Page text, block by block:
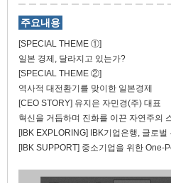
주요내용
[SPECIAL THEME ①]
일본 경제, 달라지고 있는가?
[SPECIAL THEME ②]
역사적 대전환기를 맞이한 일본경제
[CEO STORY] 유지은 자민경(주) 대표
혁신을 거듭하며 진화를 이끈 자연주의
[IBK EXPLORING] IBK기업은행, 글로벌
[IBK SUPPORT] 중소기업을 위한 One-